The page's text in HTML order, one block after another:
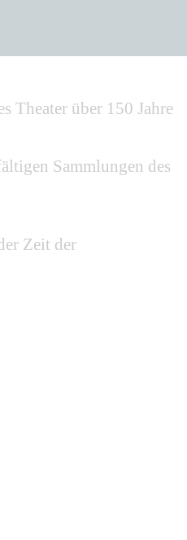
Theater über 150 Jahre
Sammlungen des
Zeit der